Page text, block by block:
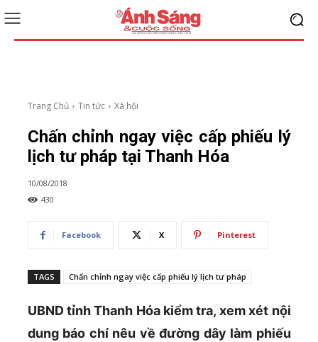
Trang Chủ Tin tức Xã hội
Chấn chỉnh ngay việc cấp phiếu lý
lịch tư pháp tại Thanh Hóa
10/08/2018
430
Facebook X Pinterest
TAGS Chấn chỉnh ngay việc cấp phiếu lý lịch tư pháp
UBND tỉnh Thanh Hóa kiểm tra, xem xét nội
dung báo chí nêu về đường dây làm phiếu